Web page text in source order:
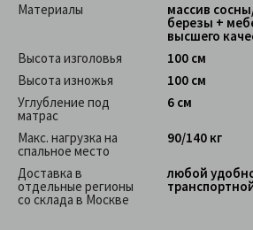
Материалы
массив
березы +
высшего
Высота изголовья
100 см
Высота изножья
100 см
Углубление под
матрас
6 см
Макс. нагрузка на
спальное место
90/140 кг
Доставка в
отдельные регионы
со склада в Москве
любой